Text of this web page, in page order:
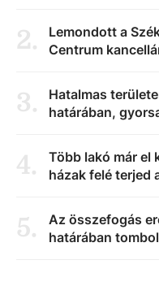
2.
Lemondott a
Centrum
3.
Hatalmas
határában,
4.
Több lakó már el
házak felé terjed
5.
Az összefogás
határában